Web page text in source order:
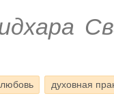
любовь духовная